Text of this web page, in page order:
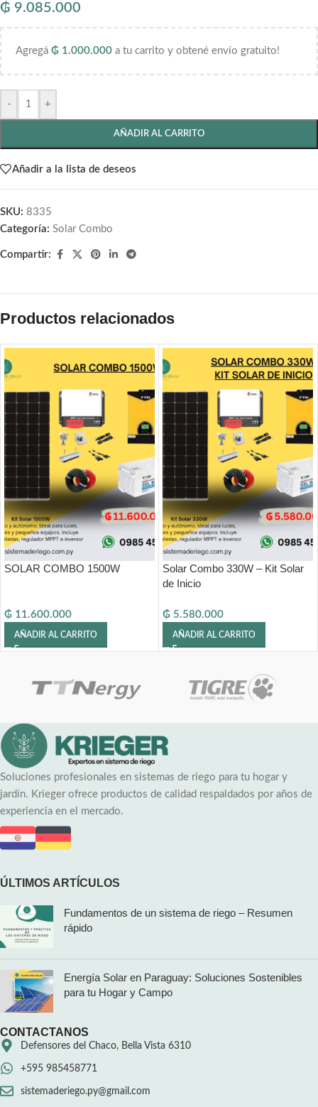
₲ 9.085.000
Agregá ₲ 1.000.000 a tu carrito y obtené envío gratuito!
- +
AÑADIR AL CARRITO
Añadir a la lista de deseos
SKU: 8335
Categoría: Solar Combo
Compartir:
Productos relacionados
SOLAR COMBO 1500W
₲ 11.600.000
AÑADIR AL CARRITO
Solar Combo 330W – Kit Solar
de Inicio
₲ 5.580.000
AÑADIR AL CARRITO
Soluciones profesionales en sistemas de riego para tu hogar y
jardín. Krieger ofrece productos de calidad respaldados por años de
experiencia en el mercado.
ÚLTIMOS ARTÍCULOS
Fundamentos de un sistema de riego – Resumen
rápido
Energía Solar en Paraguay: Soluciones Sostenibles
para tu Hogar y Campo
CONTACTANOS
Defensores del Chaco, Bella Vista 6310
+595 985458771
sistemaderiego.py@gmail.com